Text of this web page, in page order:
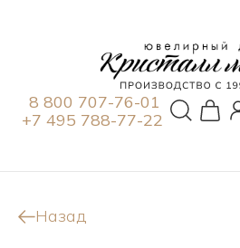
8 800 707-76-01
+7 495 788-77-22
Назад